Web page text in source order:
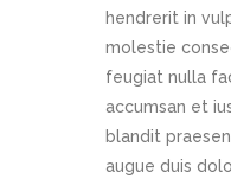
hendrerit in
molestie
feugiat nulla
accumsan et
blandit
augue duis